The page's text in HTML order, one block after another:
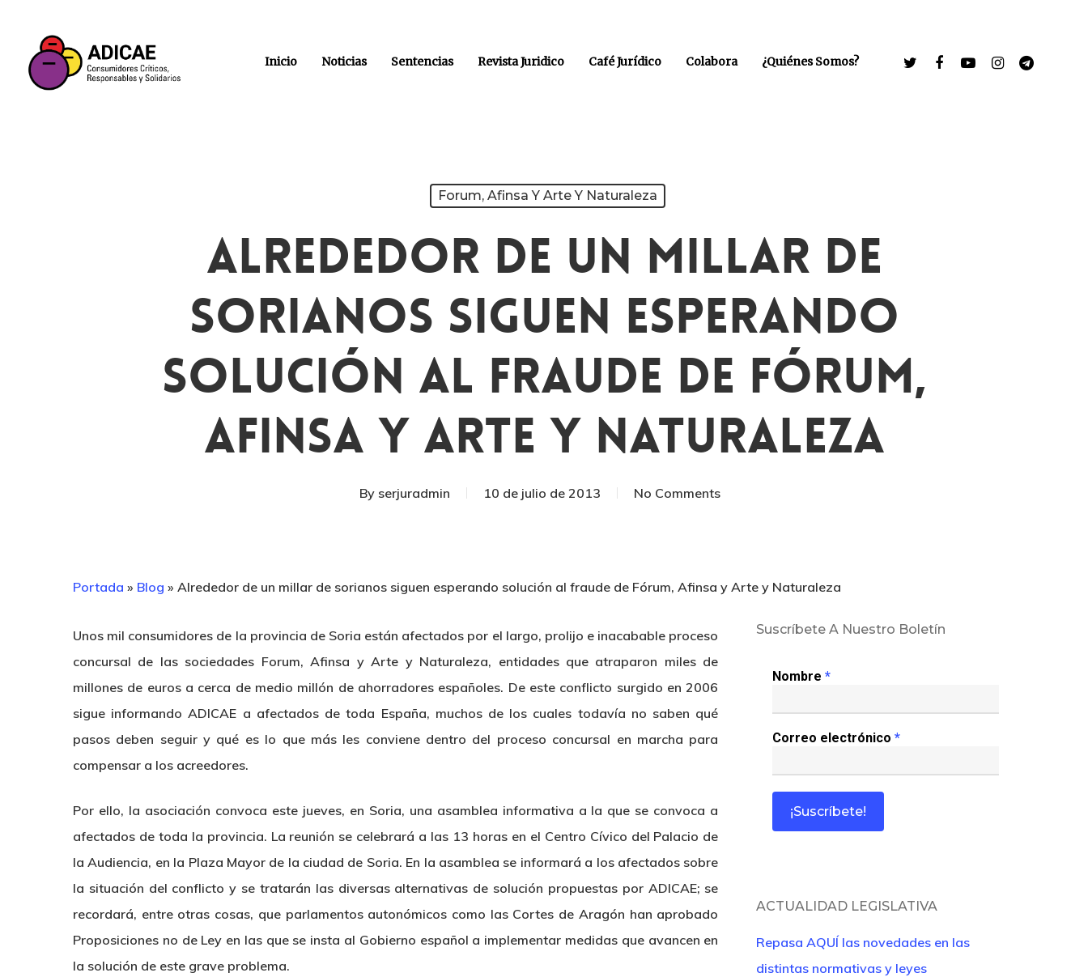
Inicio Noticias Sentencias Revista Juridico Café Jurídico Colabora ¿Quiénes Somos?
Forum, Afinsa Y Arte Y Naturaleza
Alrededor De Un Millar De
Sorianos Siguen Esperando
Solución Al Fraude De Fórum,
Afinsa Y Arte Y Naturaleza
By serjuradmin 10 de julio de 2013 No Comments
Portada » Blog » Alrededor de un millar de sorianos siguen esperando solución al fraude de Fórum, Afinsa y Arte y Naturaleza
Unos mil consumidores de la provincia de Soria están afectados por el largo, prolijo e inacabable proceso
concursal de las sociedades Forum, Afinsa y Arte y Naturaleza, entidades que atraparon miles de
millones de euros a cerca de medio millón de ahorradores españoles. De este conflicto surgido en 2006
sigue informando ADICAE a afectados de toda España, muchos de los cuales todavía no saben qué
pasos deben seguir y qué es lo que más les conviene dentro del proceso concursal en marcha para
compensar a los acreedores.
Por ello, la asociación convoca este jueves, en Soria, una asamblea informativa a la que se convoca a
afectados de toda la provincia. La reunión se celebrará a las 13 horas en el Centro Cívico del Palacio de
la Audiencia, en la Plaza Mayor de la ciudad de Soria. En la asamblea se informará a los afectados sobre
la situación del conflicto y se tratarán las diversas alternativas de solución propuestas por ADICAE; se
recordará, entre otras cosas, que parlamentos autonómicos como las Cortes de Aragón han aprobado
Proposiciones no de Ley en las que se insta al Gobierno español a implementar medidas que avancen en
la solución de este grave problema.
Suscríbete A Nuestro Boletín
Nombre *
Correo electrónico *
ACTUALIDAD LEGISLATIVA
Repasa AQUÍ las novedades en las
distintas normativas y leyes